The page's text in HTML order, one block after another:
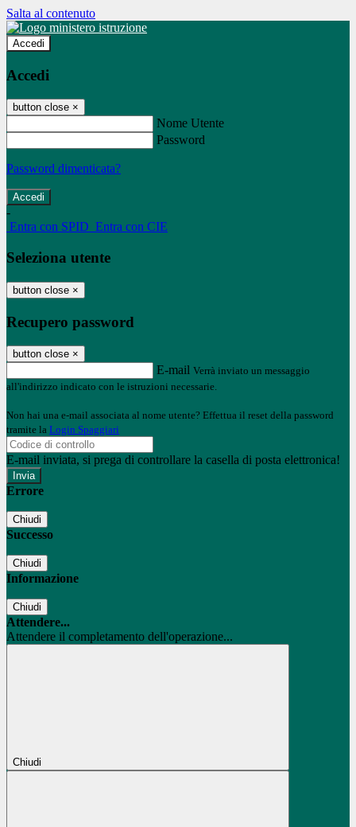
Salta al contenuto
Accedi
Accedi
button close ×
Nome Utente
Password
Password dimenticata?
-
Entra con SPID Entra con CIE
Seleziona utente
button close ×
Recupero password
button close ×
E-mail Verrà inviato un messaggio
all'indirizzo indicato con le istruzioni necessarie.
Non hai una e-mail associata al nome utente? Effettua il reset della password
tramite la Login Spaggiari
E-mail inviata, si prega di controllare la casella di posta elettronica!
Errore
Chiudi
Successo
Chiudi
Informazione
Chiudi
Attendere...
Attendere il completamento dell'operazione...
Chiudi